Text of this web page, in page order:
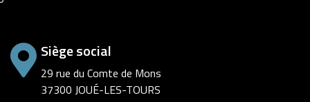
Siège social
29 rue du Comte de Mons
37300 JOUÉ-LES-TOURS